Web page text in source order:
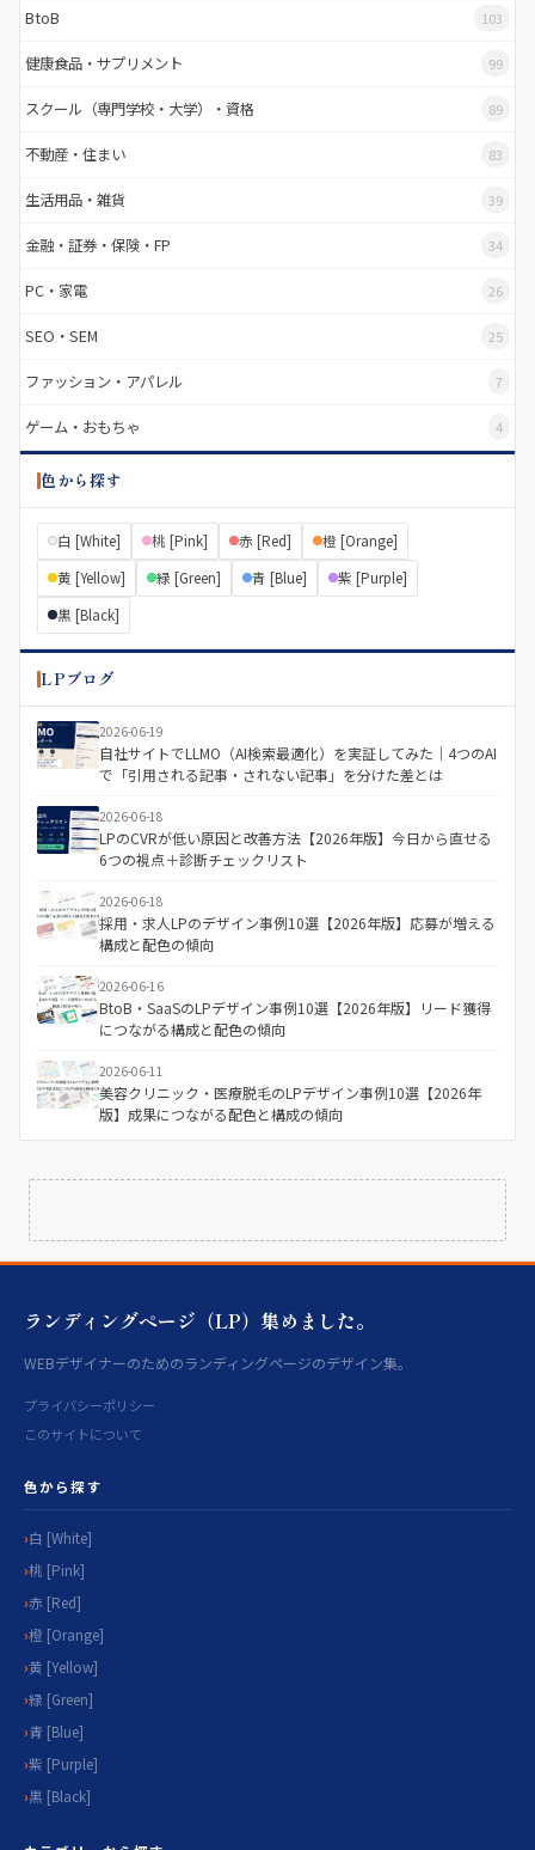
BtoB 103
健康食品・サプリメント 99
スクール（専門学校・大学）・資格 89
不動産・住まい 83
生活用品・雑貨 39
金融・証券・保険・FP 34
PC・家電 26
SEO・SEM 25
ファッション・アパレル 7
ゲーム・おもちゃ 4
色から探す
白 [White] 桃 [Pink] 赤 [Red]
橙 [Orange]
黄 [Yellow]
緑 [Green] 青 [Blue]
紫 [Purple]
黒 [Black]
LPブログ
2026-06-19
自社サイトでLLMO（AI検索最適化）を実証してみた｜4つのAI
で「引用される記事・されない記事」を分けた差とは
2026-06-18
LPのCVRが低い原因と改善方法【2026年版】今日から直せる
6つの視点＋診断チェックリスト
2026-06-18
採用・求人LPのデザイン事例10選【2026年版】応募が増える
構成と配色の傾向
2026-06-16
BtoB・SaaSのLPデザイン事例10選【2026年版】リード獲得
につながる構成と配色の傾向
2026-06-11
美容クリニック・医療脱毛のLPデザイン事例10選【2026年
版】成果につながる配色と構成の傾向
ランディングページ（LP）集めました。
WEBデザイナーのためのランディングページのデザイン集。
プライバシーポリシー
このサイトについて
色から探す
白 [White]
桃 [Pink]
赤 [Red]
橙 [Orange]
黄 [Yellow]
緑 [Green]
青 [Blue]
紫 [Purple]
黒 [Black]